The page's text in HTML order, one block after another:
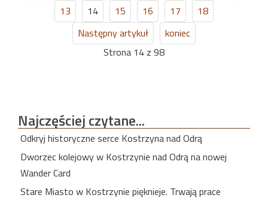
13
14 15 16 17
18
Następny artykuł
koniec
Strona 14 z 98
Najczęściejczytane...
Odkryj historyczne serce Kostrzyna nad Odrą
Dworzec kolejowy w Kostrzynie nad Odrą na nowej
Wander Card
Stare Miasto w Kostrzynie pięknieje. Trwają prace